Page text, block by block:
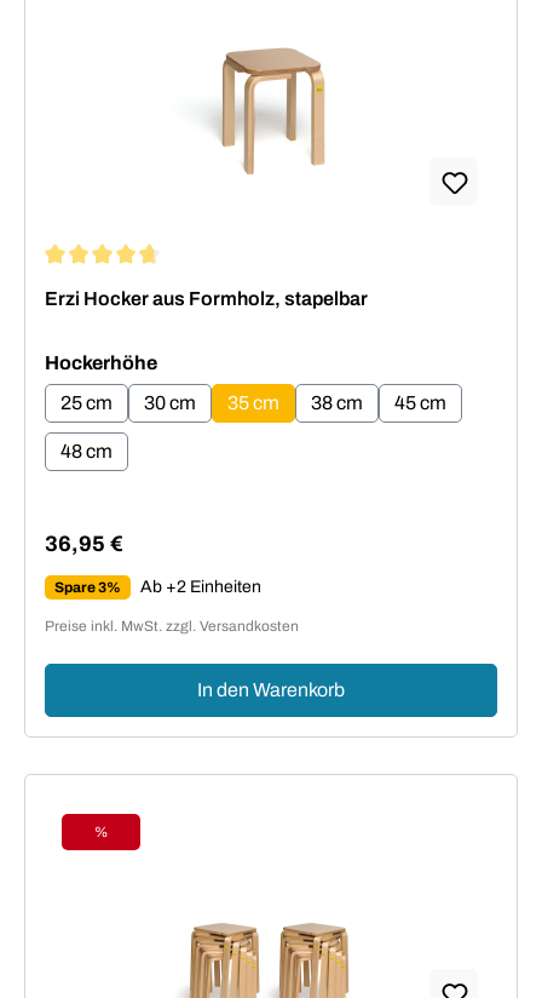
Erzi Hocker aus Formholz, stapelbar
Hockerhöheauswählen
25 cm
30 cm 35 cm 38 cm 45 cm
48 cm
Regulärer Preis:
36,95 €
Spare 3% Ab +2 Einheiten
Preise inkl. MwSt. zzgl. Versandkosten
In den Warenkorb
Rabatt
%